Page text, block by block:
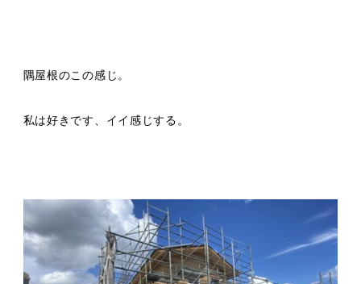
隅屋根のこの感じ。
私は好きです、イイ感じする。